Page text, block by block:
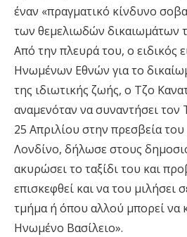
έναν «πραγματικό κίνδυνο
των θεμελιωδών δικαιωμάτων
Από την πλευρά του, ο ειδικός
Ηνωμένων Εθνών για το
της ιδιωτικής ζωής, ο Τζο
αναμενόταν να συναντήσει τον
25 Απριλίου στην πρεσβεία
Λονδίνο, δήλωσε στους
ακυρώσει το ταξίδι του και
επισκεφθεί και να του μιλήσει
τμήμα ή όπου αλλού μπορεί να
Ηνωμένο Βασίλειο».